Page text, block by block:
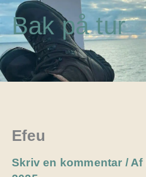
Gå
til
indholdet
Bak på tur
Efeu
Skriv en kommentar / Af